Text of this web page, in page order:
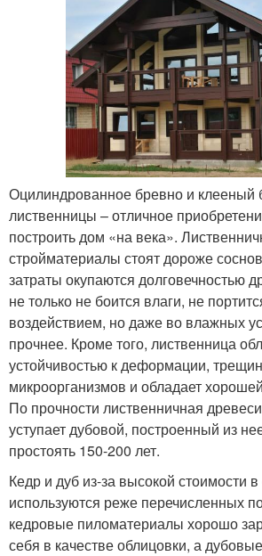
Оцилиндрованное бревно и клееный
лиственницы – отличное
построить дом «на века».
стройматериалы стоят дороже
затраты окупаются долговечностью
не только не боится влаги, не
воздействием, но даже во влажных
прочнее. Кроме того, лиственница
устойчивостью к деформации,
микроорганизмов и обладает
По прочности лиственничная
уступает дубовой, построенный из
простоять 150-200 лет.
Кедр и дуб из-за высокой стоимости в
используются реже перечисленных
кедровые пиломатериалы хорошо
себя в качестве облицовки, а